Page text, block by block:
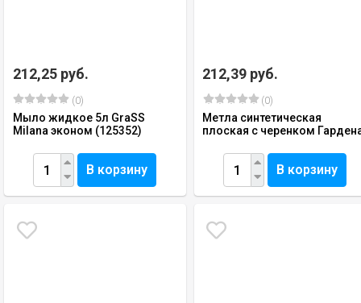
212,25 руб.
(0)
Мыло жидкое 5л GraSS
Milana эконом (125352)
В корзину
212,39 руб.
(0)
Метла синтетическая
плоская с черенком
В корзину